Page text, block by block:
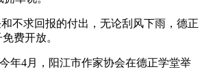
不求回报的付出，无论刮风下雨，德正
费开放。
年4月，阳江市作家协会在德正学堂举